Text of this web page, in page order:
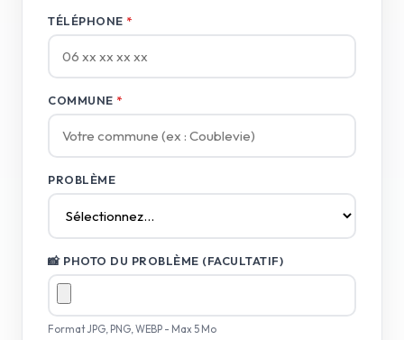
TÉLÉPHONE *
COMMUNE *
PROBLÈME
📸 PHOTO DU PROBLÈME (FACULTATIF)
Format JPG, PNG, WEBP - Max 5 Mo